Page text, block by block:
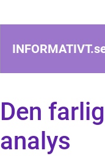
INFORMATIVT.
Den
analys